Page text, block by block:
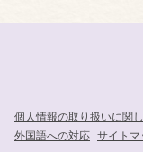
個人情報の取り扱いに関
外国語への対応 サイトマ